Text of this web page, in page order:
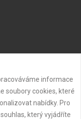
informace
soubory cookies, které
nabídky. Pro
který vyjádříte